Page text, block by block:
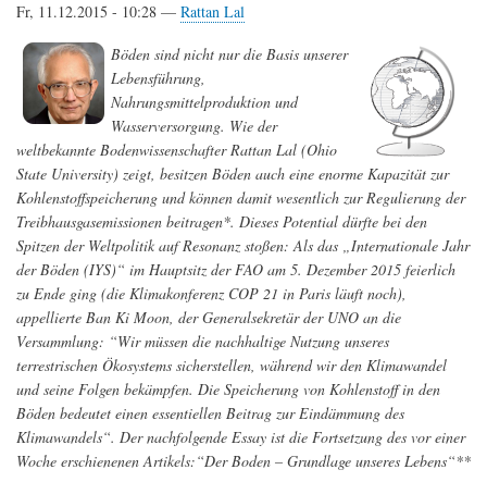
Fr, 11.12.2015 - 10:28 — Rattan Lal
Böden sind nicht nur die Basis unserer
Lebensführung,
Nahrungsmittelproduktion und
Wasserversorgung. Wie der
weltbekannte Bodenwissenschafter Rattan Lal (Ohio
State University) zeigt, besitzen Böden auch eine enorme Kapazität zur
Kohlenstoffspeicherung und können damit wesentlich zur Regulierung der
Treibhausgasemissionen beitragen*. Dieses Potential dürfte bei den
Spitzen der Weltpolitik auf Resonanz stoßen: Als das „Internationale Jahr
der Böden (IYS)“ im Hauptsitz der FAO am 5. Dezember 2015 feierlich
zu Ende ging (die Klimakonferenz COP 21 in Paris läuft noch),
appellierte Ban Ki Moon, der Generalsekretär der UNO an die
Versammlung: “Wir müssen die nachhaltige Nutzung unseres
terrestrischen Ökosystems sicherstellen, während wir den Klimawandel
und seine Folgen bekämpfen. Die Speicherung von Kohlenstoff in den
Böden bedeutet einen essentiellen Beitrag zur Eindämmung des
Klimawandels“. Der nachfolgende Essay ist die Fortsetzung des vor einer
Woche erschienenen Artikels:“Der Boden – Grundlage unseres Lebens“**